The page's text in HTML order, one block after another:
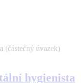
hygienista